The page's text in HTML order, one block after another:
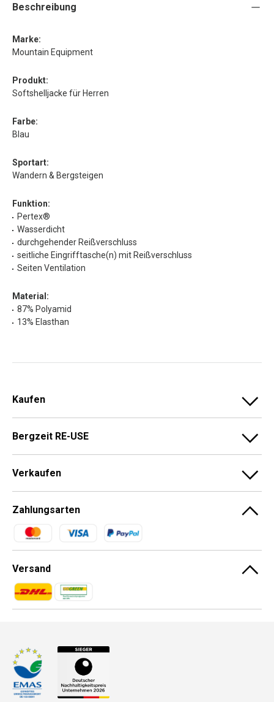
Beschreibung
Marke:
Mountain Equipment
Produkt:
Softshelljacke für Herren
Farbe:
Blau
Sportart:
Wandern & Bergsteigen
Funktion:
Pertex®
Wasserdicht
durchgehender Reißverschluss
seitliche Eingrifftasche(n) mit Reißverschluss
Seiten Ventilation
Material:
87% Polyamid
13% Elasthan
Kaufen
Bergzeit RE-USE
Verkaufen
Zahlungsarten
Zahlungsmethoden
Versand
Zahlungsmethoden
Zahlungsmethoden